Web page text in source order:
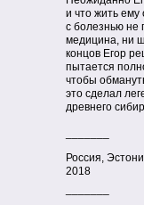
и что жить ему
с болезнью не
медицина, ни
концов Егор
пытается
чтобы
это сделал
древнего
Россия,
2018